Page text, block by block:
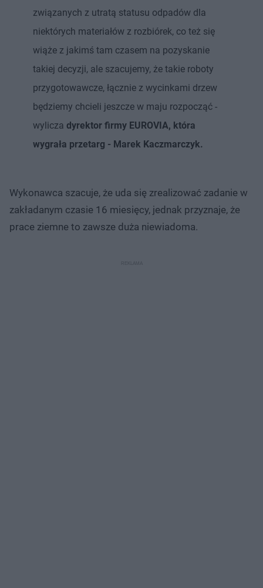
związanych z utratą statusu odpadów dla
niektórych materiałów z rozbiórek, co też się
wiąże z jakimś tam czasem na pozyskanie
takiej decyzji, ale szacujemy, że takie roboty
przygotowawcze, łącznie z wycinkami drzew
będziemy chcieli jeszcze w maju rozpocząć -
wylicza dyrektor firmy EUROVIA, która
wygrała przetarg - Marek Kaczmarczyk.
Wykonawca szacuje, że uda się zrealizować zadanie w
zakładanym czasie 16 miesięcy, jednak przyznaje, że
prace ziemne to zawsze duża niewiadoma.